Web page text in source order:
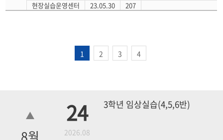
현장실습운영센터 23.05.30 207
1 2 3 4
8월
24
2026.08
3학년 임상실습(4,5,6반)